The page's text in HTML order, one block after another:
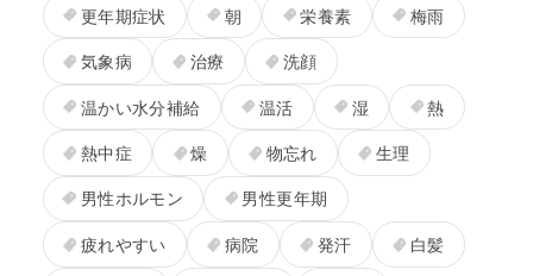
更年期症状
朝 栄養素
梅雨
気象病
治療
洗顔
温かい水分補給
温活 湿
熱
熱中症
燥 物忘れ
生理
男性ホルモン
男性更年期
疲れやすい
病院 発汗
白髪